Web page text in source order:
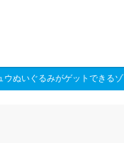
ウぬいぐるみがゲットできるゾ